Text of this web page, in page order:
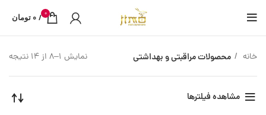
0
/
0 تومان
خانه محصولات مراقبتی و بهداشتی نمایش 1–8 از 14 نتیجه
مشاهده فیلترها